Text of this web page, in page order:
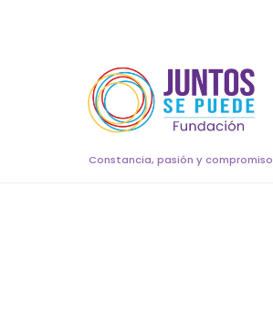
Constancia, pasión y compromiso